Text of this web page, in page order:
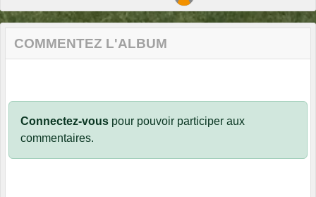
COMMENTEZ L'ALBUM
Connectez-vous pour pouvoir participer aux
commentaires.